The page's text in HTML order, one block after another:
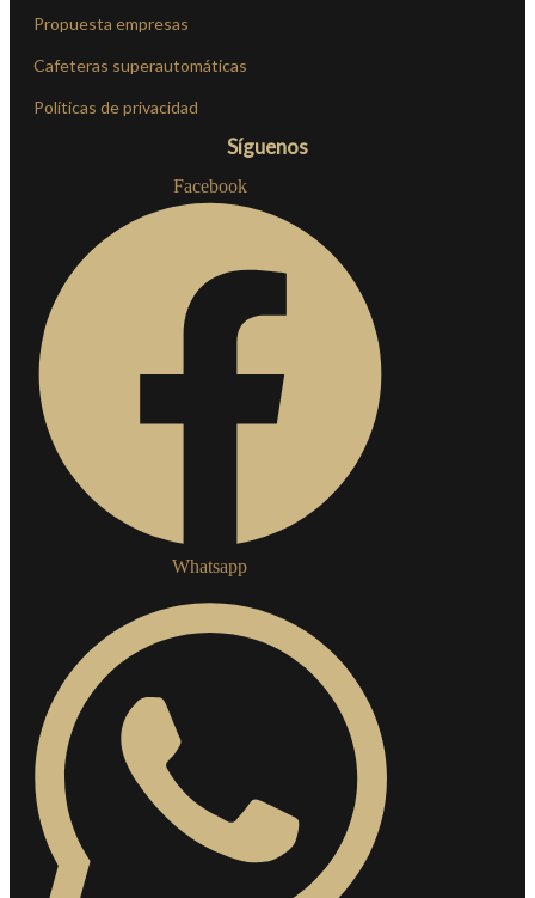
Propuesta empresas
Cafeteras superautomáticas
Políticas de privacidad
Síguenos
Facebook
Whatsapp